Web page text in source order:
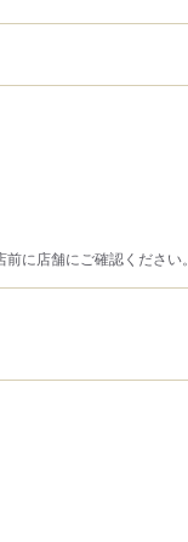
に店舗にご確認ください。